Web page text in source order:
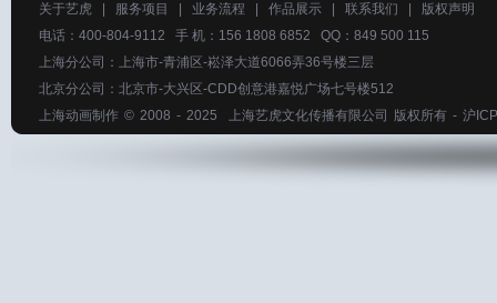
关于艺虎 服务项目 业务流程 作品展示 联系我们
版权声明
电话：400-804-9112 手 机：156 1808 6852 QQ：849 500 115
上海分公司：上海市-青浦区-崧泽大道6066弄36号楼三层
北京分公司：北京市-大兴区-CDD创意港嘉悦广场七号楼512
上海动画制作 © 2008 - 2025 上海艺虎文化传播有限公司 版权所有 - 沪